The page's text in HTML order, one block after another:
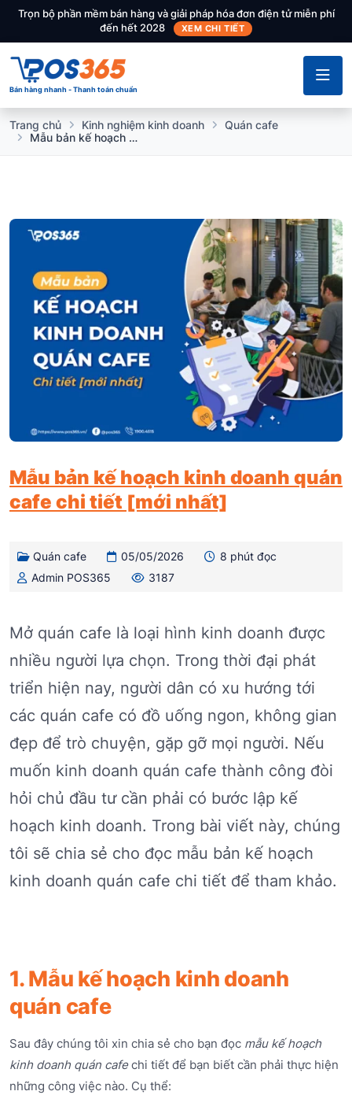
Trọn bộ phần mềm bán hàng và giải pháp hóa đơn điện tử miễn phí
đến hết 2028
XEM CHI TIẾT
Bán hàng nhanh - Thanh toán chuẩn
Trang chủ Kinh nghiệm kinh doanh
Quán cafe
Mẫu bản kế hoạch kinh doanh quán cafe chi tiết [mới nhất]
Mẫu bản kế hoạch kinh doanh quán
cafe chi tiết [mới nhất]
Quán cafe 05/05/2026
8 phút đọc
Admin POS365
3187
Mở quán cafe là loại hình kinh doanh được
nhiều người lựa chọn. Trong thời đại phát
triển hiện nay, người dân có xu hướng tới
các quán cafe có đồ uống ngon, không gian
đẹp để trò chuyện, gặp gỡ mọi người. Nếu
muốn kinh doanh quán cafe thành công đòi
hỏi chủ đầu tư cần phải có bước lập kế
hoạch kinh doanh. Trong bài viết này, chúng
tôi sẽ chia sẻ cho đọc mẫu bản kế hoạch
kinh doanh quán cafe chi tiết để tham khảo.
1. Mẫu kế hoạch kinh doanh
quán cafe
Sau đây chúng tôi xin chia sẻ cho bạn đọc mẫu kế hoạch
kinh doanh quán cafe chi tiết để bạn biết cần phải thực hiện
những công việc nào. Cụ thể: